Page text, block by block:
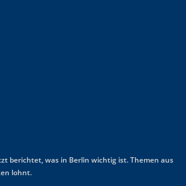
berichtet, was in Berlin wichtig ist. Themen aus
lohnt.